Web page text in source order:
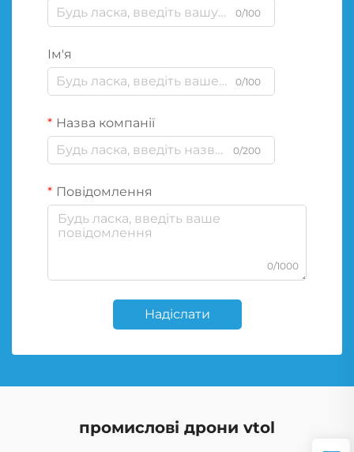
0/100
Ім'я
0/100
Назва компанії
0/200
Повідомлення
0/1000
Надіслати
промислові дрони vtol